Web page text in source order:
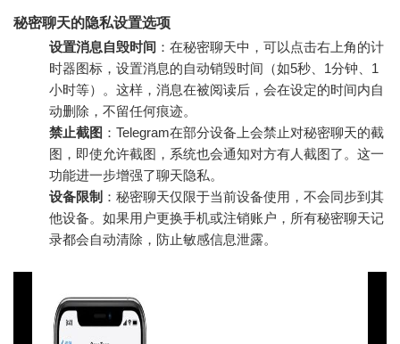
秘密聊天的隐私设置选项
设置消息自毁时间 ：在秘密聊天中，可以点击右上角的计
时器图标，设置消息的自动销毁时间（如5秒、1分钟、1
小时等）。这样，消息在被阅读后，会在设定的时间内自
动删除，不留任何痕迹。
禁止截图 ：Telegram在部分设备上会禁止对秘密聊天的截
图，即使允许截图，系统也会通知对方有人截图了。这一
功能进一步增强了聊天隐私。
设备限制 ：秘密聊天仅限于当前设备使用，不会同步到其
他设备。如果用户更换手机或注销账户，所有秘密聊天记
录都会自动清除，防止敏感信息泄露。